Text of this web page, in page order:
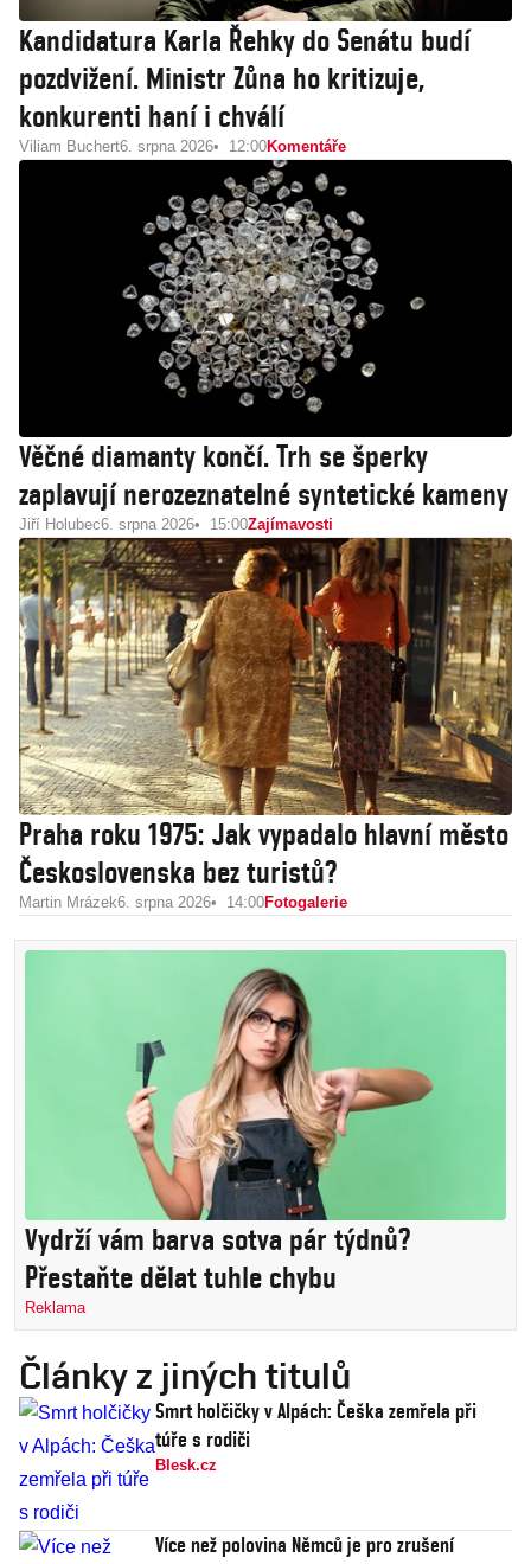
Kandidatura Karla Řehky do Senátu budí
pozdvižení. Ministr Zůna ho kritizuje,
konkurenti haní i chválí
Viliam Buchert6. srpna 2026 12:00Komentáře
Věčné diamanty končí. Trh se šperky
zaplavují nerozeznatelné syntetické kameny
Jiří Holubec6. srpna 2026 15:00Zajímavosti
Praha roku 1975: Jak vypadalo hlavní město
Československa bez turistů?
Martin Mrázek6. srpna 2026 14:00Fotogalerie
Vydrží vám barva sotva pár týdnů?
Přestaňte dělat tuhle chybu
Reklama
Články z jiných titulů
Smrt holčičky v Alpách: Češka zemřela při
túře s rodiči
Blesk.cz
Více než polovina Němců je pro zrušení